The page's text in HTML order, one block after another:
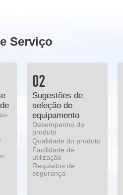
Serviço
02
Sugestões de
seleção de
equipamento
Desempenho do
produto
Qualidade do produto
Facilidade de
utilização
Requisitos de
segurança